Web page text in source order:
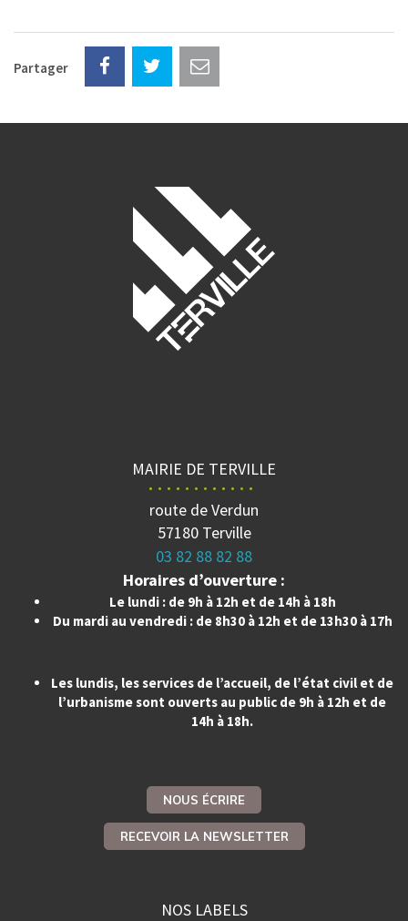
Partager
MAIRIE DE TERVILLE
route de Verdun
57180 Terville
03 82 88 82 88
Horaires d’ouverture :
Le lundi : de 9h à 12h et de 14h à 18h
Du mardi au vendredi : de 8h30 à 12h et de 13h30 à 17h
Les lundis, les services de l’accueil, de l’état civil et de
l’urbanisme sont ouverts au public de 9h à 12h et de
14h à 18h.
NOUS ÉCRIRE
RECEVOIR LA NEWSLETTER
NOS LABELS